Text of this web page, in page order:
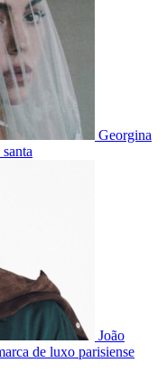
Georgina
João
de luxo parisiense